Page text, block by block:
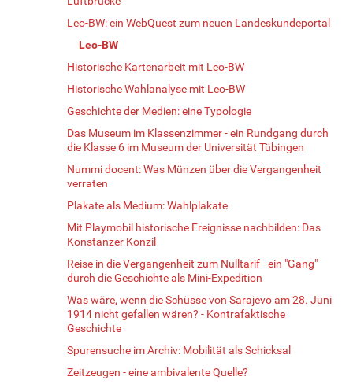
Leo-BW: ein WebQuest zum neuen Landeskundeportal
Leo-BW
Historische Kartenarbeit mit Leo-BW
Historische Wahlanalyse mit Leo-BW
Geschichte der Medien: eine Typologie
Das Museum im Klassenzimmer - ein Rundgang durch
die Klasse 6 im Museum der Universität Tübingen
Nummi docent: Was Münzen über die Vergangenheit
verraten
Plakate als Medium: Wahlplakate
Mit Playmobil historische Ereignisse nachbilden: Das
Konstanzer Konzil
Reise in die Vergangenheit zum Nulltarif - ein "Gang"
durch die Geschichte als Mini-Expedition
Was wäre, wenn die Schüsse von Sarajevo am 28. Juni
1914 nicht gefallen wären? - Kontrafaktische
Geschichte
Spurensuche im Archiv: Mobilität als Schicksal
Zeitzeugen - eine ambivalente Quelle?